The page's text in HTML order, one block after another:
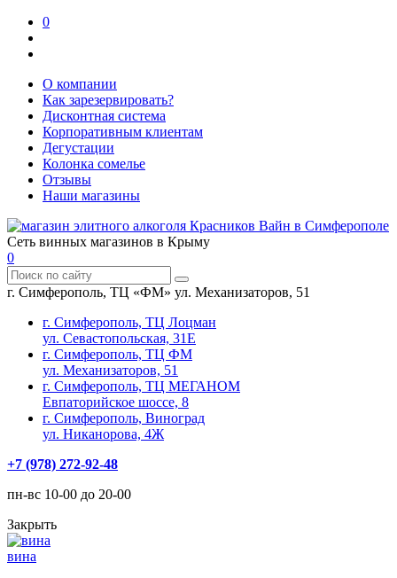
0
О компании
Как зарезервировать?
Дисконтная система
Корпоративным клиентам
Дегустации
Колонка сомелье
Отзывы
Наши магазины
Сеть винных магазинов в Крыму
0
г. Симферополь, ТЦ «ФМ» ул. Механизаторов, 51
г. Симферополь, ТЦ Лоцман
ул. Севастопольская, 31Е
г. Симферополь, ТЦ ФМ
ул. Механизаторов, 51
г. Симферополь, ТЦ МЕГАНОМ
Евпаторийское шоссе, 8
г. Симферополь, Виноград
ул. Никанорова, 4Ж
+7 (978) 272-92-48
пн-вс 10-00 до 20-00
Закрыть
вина